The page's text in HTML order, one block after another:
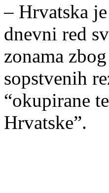
– Hrvatska
dnevni red
zonama
sopstvenih
“okupirane
Hrvatske”.